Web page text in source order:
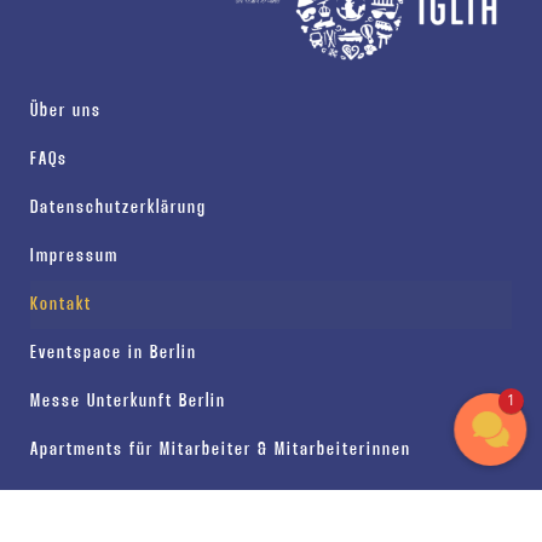
Über uns
FAQs
Datenschutzerklärung
Impressum
Kontakt
Eventspace in Berlin
Messe Unterkunft Berlin
Apartments für Mitarbeiter & Mitarbeiterinnen
1